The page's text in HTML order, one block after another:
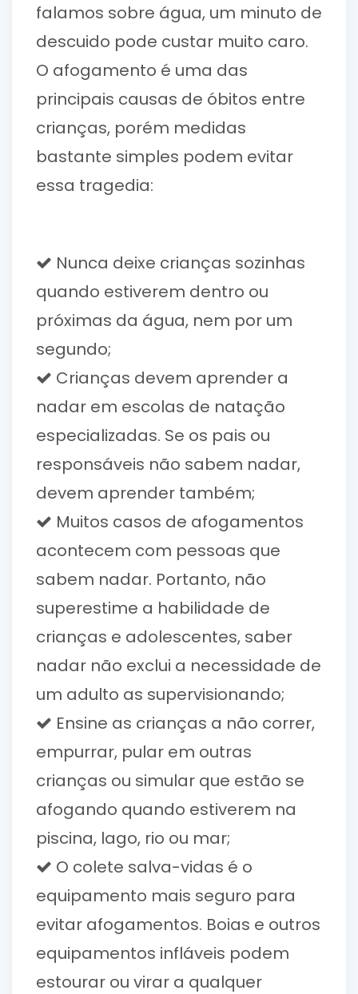
falamos sobre água, um minuto de
descuido pode custar muito caro.
O afogamento é uma das
principais causas de óbitos entre
crianças, porém medidas
bastante simples podem evitar
essa tragedia:
Nunca deixe crianças sozinhas
quando estiverem dentro ou
próximas da água, nem por um
segundo;
Crianças devem aprender a
nadar em escolas de natação
especializadas. Se os pais ou
responsáveis não sabem nadar,
devem aprender também;
Muitos casos de afogamentos
acontecem com pessoas que
sabem nadar. Portanto, não
superestime a habilidade de
crianças e adolescentes, saber
nadar não exclui a necessidade de
um adulto as supervisionando;
Ensine as crianças a não correr,
empurrar, pular em outras
crianças ou simular que estão se
afogando quando estiverem na
piscina, lago, rio ou mar;
O colete salva-vidas é o
equipamento mais seguro para
evitar afogamentos. Boias e outros
equipamentos infláveis podem
estourar ou virar a qualquer